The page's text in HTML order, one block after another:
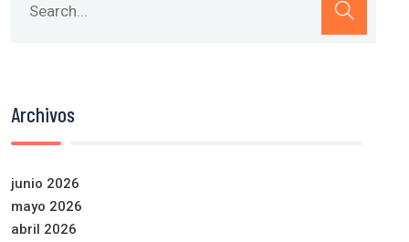
Archivos
junio 2026
mayo 2026
abril 2026